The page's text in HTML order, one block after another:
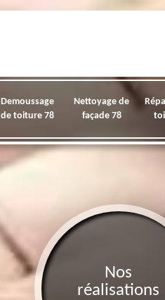
Demoussage
de toiture 78
Nettoyage de
façade 78
Nos
réalisations